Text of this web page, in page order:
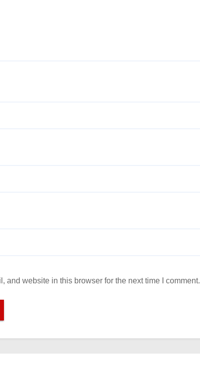
and website in this browser for the next time I comment.